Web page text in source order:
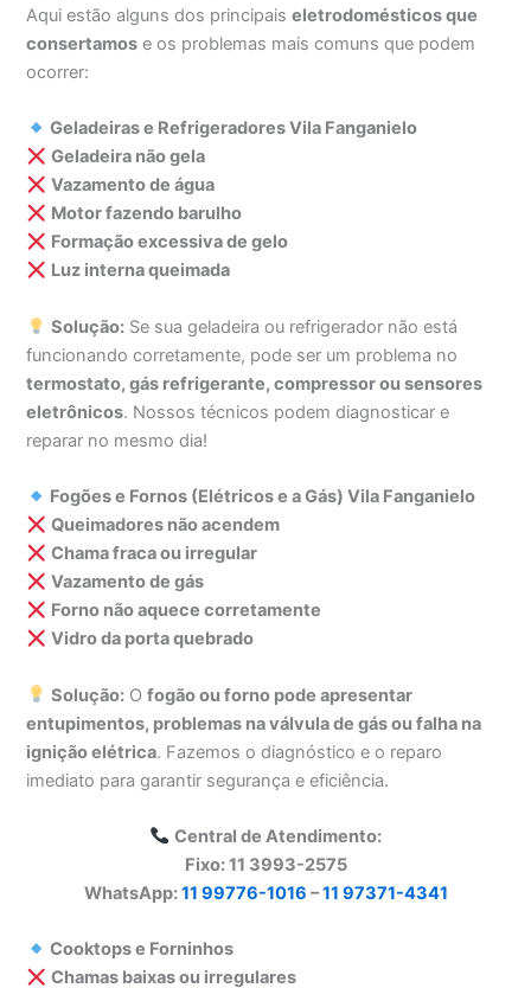
Aqui estão alguns dos principaiseletrodomésticos que
consertamos e os problemas mais comuns que podem
ocorrer:
Geladeiras e Refrigeradores Vila Fanganielo
Geladeira não gela
Vazamento de água
Motor fazendo barulho
Formação excessiva de gelo
Luz interna queimada
Solução: Se sua geladeira ou refrigerador não está
funcionando corretamente, pode ser um problema no
termostato, gás refrigerante, compressor ou sensores
eletrônicos. Nossos técnicos podem diagnosticar e
reparar no mesmo dia!
Fogões e Fornos (Elétricos e a Gás) Vila Fanganielo
Queimadores não acendem
Chama fraca ou irregular
Vazamento de gás
Forno não aquece corretamente
Vidro da porta quebrado
Solução: Ofogão ou forno pode apresentar
entupimentos, problemas na válvula de gás ou falha na
ignição elétrica. Fazemos o diagnóstico e o reparo
imediato para garantir segurança e eficiência.
Central de Atendimento:
Fixo: 11 3993-2575
WhatsApp:11 99776-1016 –11 97371-4341
Cooktops e Forninhos
Chamas baixas ou irregulares